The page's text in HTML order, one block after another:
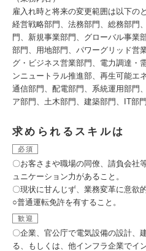
雇入れ時と将来の変更範囲は以下の
経営戦略部門、法務部門、総務部門
門、新規事業部門、グローバル事業
部門、用地部門、パワーグリッド営
グ・ビジネス営業部門、電力調達・
ンニュートラル推進部、再生可能エ
通信部門、配電部門、系統運用部門
ア部門、土木部門、建築部門、IT部門
求められるスキルは
必須
〇お客さまや職場の同僚、請負会社
ュニケーション力があること。
〇現状に甘んじず、業務変革に意欲
○普通運転免許を有すること。
歓迎
〇企業、官公庁で電気設備の設計、
る、もしくは、他インフラ企業でイ